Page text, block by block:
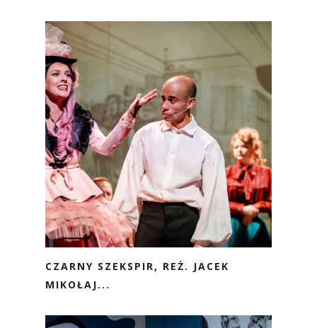
CZARNY SZEKSPIR, REŻ. JACEK
MIKOŁAJ...